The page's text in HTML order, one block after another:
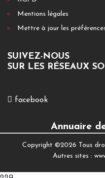
Mentions légales
Mettre à jour les
SUIVEZ-NOUS
SUR LES RÉSEAUX
facebook
Annuaire
Copyright ©2026 Tous
Autres sites :